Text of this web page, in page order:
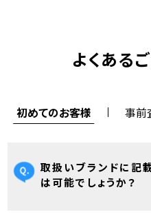
よくある
初めてのお客様 事前
取扱いブランドに記
は可能でしょうか？